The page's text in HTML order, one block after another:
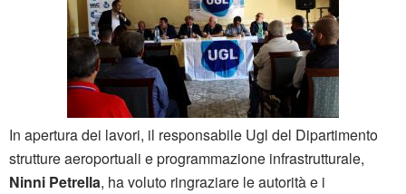
In apertura dei lavori, il responsabile Ugl del Dipartimento
strutture aeroportuali e programmazione infrastrutturale,
Ninni Petrella, ha voluto ringraziare le autorità e i